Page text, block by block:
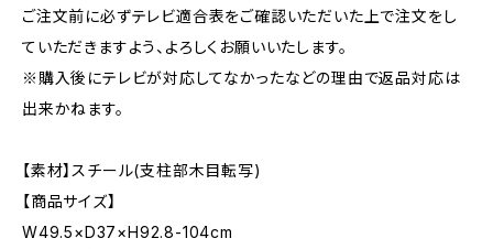
ご注文前に必ずテレビ適合表をご確認いただいた上で注文をし
ていただきますよう、よろしくお願いいたします。
※購入後にテレビが対応してなかったなどの理由で返品対応は
出来かねます。
【素材】スチール(支柱部木目転写)
【商品サイズ】
W49.5×D37×H92.8-104cm